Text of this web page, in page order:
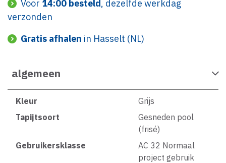
Voor 14:00 besteld, dezelfde werkdag
verzonden
Gratis afhalen in Hasselt (NL)
algemeen
Kleur
Grijs
Tapijtsoort
Gesneden pool
(frisé)
Gebruikersklasse
AC 32 Normaal
project gebruik